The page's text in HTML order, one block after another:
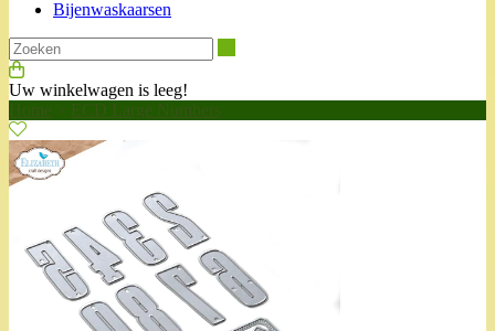
Bijenwaskaarsen
Uw winkelwagen is leeg!
Home
ECD Large Numbers